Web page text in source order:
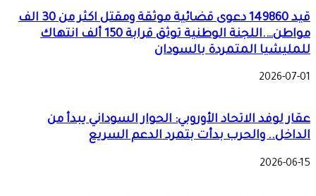
قيد 149860 دعوى قضائية موثقة ومقتل اكثر من 30 الف
مواطن….اللجنة الوطنية توثق قرابة 150 ألف انتهاك
للمليشيا المتمردة بالسودان
2026-07-01
عقار لوفد الاتحاد الأوروبي: الحوار السوداني يبدأ من
الداخل.. والحرب بدأت بتمرد الدعم السريع
2026-06-15